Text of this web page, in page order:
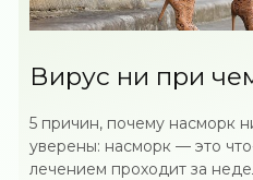
Вирус ни при
5 причин, почему насморк
уверены: насморк — это
лечением проходит за